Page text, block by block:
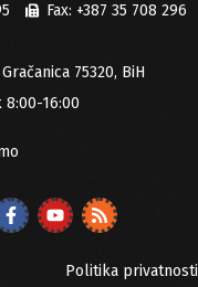
Fax: +387 35 708 296
75320, BiH
16:00
Politika privatnosti